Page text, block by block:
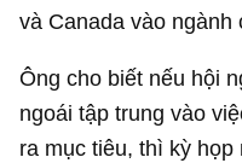
và Canada vào ngành
Ông cho biết nếu hội
ngoái tập trung vào
ra mục tiêu, thì kỳ